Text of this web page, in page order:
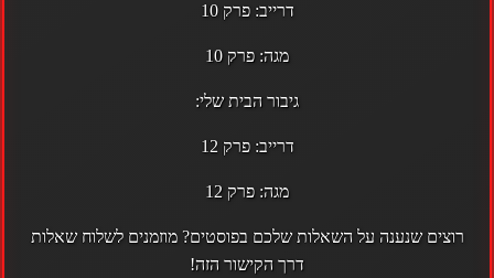
דרייב:פרק 10
מגה: פרק 10
גיבור הבית שלי:
דרייב: פרק 12
מגה: פרק 12
רוצים שנענה על השאלות שלכם בפוסטים? מוזמנים לשלוח שאלות
דרך הקישור הזה!